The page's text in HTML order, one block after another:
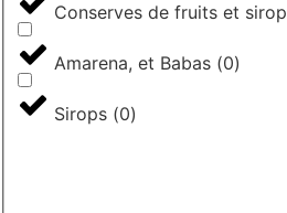
Conserves de fruits et
Amarena, et Babas (0)
Sirops (0)